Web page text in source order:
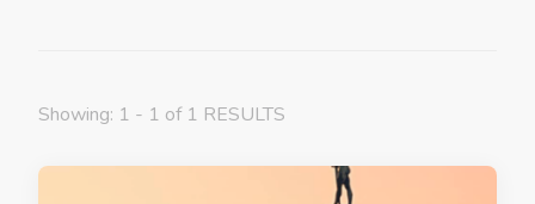
Showing: 1 - 1 of 1 RESULTS